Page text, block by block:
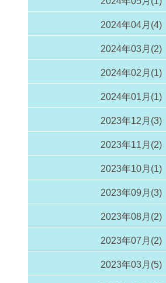
2024年04月(4)
2024年03月(2)
2024年02月(1)
2024年01月(1)
2023年12月(3)
2023年11月(2)
2023年10月(1)
2023年09月(3)
2023年08月(2)
2023年07月(2)
2023年03月(5)